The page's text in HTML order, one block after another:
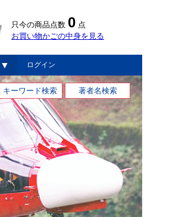
只今の商品点数 0 点
お買い物かごの中身を見る
▼ ログイン